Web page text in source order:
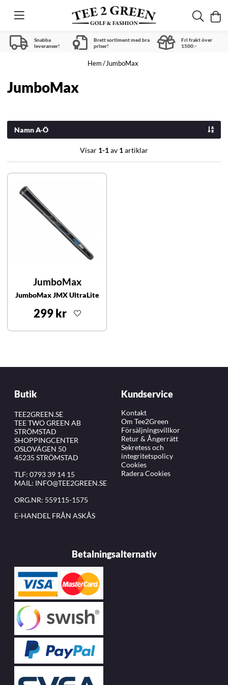
Snabba
leveranser!
Brett sortiment med bra
priser!
Fri frakt över
1500:-
Hem JumboMax
JumboMax
Namn A-Ö
Visar 1-1av 1artiklar
JumboMax
JumboMax JMX UltraLite
299 kr
Butik
TEE2GREEN.SE
TEE TWO GREEN AB
STRÖMSTAD
SHOPPINGCENTER
OSLOVÄGEN 50
45235 STRÖMSTAD
TLF: 0793 39 14 15
MAIL: INFO@TEE2GREEN.SE
ORG.NR: 559115-1575
E-HANDEL FRÅN ASKÅS
Kundservice
Kontakt
Om Tee2Green
Försäljningsvillkor
Retur & Ångerrätt
Sekretess och
integritetspolicy
Cookies
Radera Cookies
Betalningsalternativ